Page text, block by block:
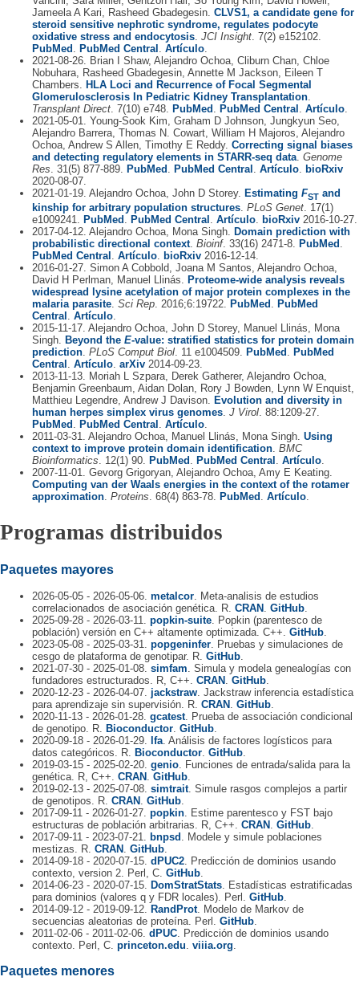
Jameela A Kari, Rasheed Gbadegesin. CLVS1, a candidate gene for
steroid sensitive nephrotic syndrome, regulates podocyte
oxidative stress and endocytosis JCI Insight . 7(2) e152102.
PubMed
PubMed Central Artículo
2021-08-26. Brian I Shaw, Alejandro Ochoa, Cliburn Chan, Chloe
Nobuhara, Rasheed Gbadegesin, Annette M Jackson, Eileen T
Chambers.
HLA Loci and Recurrence of Focal Segmental
Glomerulosclerosis In Pediatric Kidney Transplantation
Transplant Direct . 7(10) e748. PubMed PubMed Central Artículo
2021-05-01. Young-Sook Kim, Graham D Johnson, Jungkyun Seo,
Alejandro Barrera, Thomas N. Cowart, William H Majoros, Alejandro
Ochoa, Andrew S Allen, Timothy E Reddy. Correcting signal biases
and detecting regulatory elements in STARR-seq data Genome
Res . 31(5) 877-889. PubMed PubMed Central Artículo
bioRxiv
2020-08-07.
2021-01-19. Alejandro Ochoa, John D Storey. Estimating FST and
kinship for arbitrary population structures PLoS Genet . 17(1)
e1009241. PubMed PubMed Central Artículo bioRxiv 2016-10-27.
2017-04-12. Alejandro Ochoa, Mona Singh. Domain prediction with
probabilistic directional context. Bioinf. 33(16) 2471-8. PubMed
PubMed Central Artículo bioRxiv 2016-12-14.
2016-01-27. Simon A Cobbold, Joana M Santos, Alejandro Ochoa,
David H Perlman, Manuel Llinás. Proteome-wide analysis reveals
widespread lysine acetylation of major protein complexes in the
malaria parasite Sci Rep . 2016;6:19722. PubMed PubMed
Central Artículo
2015-11-17. Alejandro Ochoa, John D Storey, Manuel Llinás, Mona
Singh. Beyond the E-value: stratified statistics for protein domain
prediction PLoS Comput Biol . 11 e1004509. PubMed PubMed
Central Artículo arXiv 2014-09-23.
2013-11-13. Moriah L Szpara, Derek Gatherer, Alejandro Ochoa,
Benjamin Greenbaum, Aidan Dolan, Rory J Bowden, Lynn W Enquist,
Matthieu Legendre, Andrew J Davison. Evolution and diversity in
human herpes simplex virus genomes J Virol . 88:1209-27.
PubMed PubMed Central Artículo
2011-03-31. Alejandro Ochoa, Manuel Llinás, Mona Singh. Using
context to improve protein domain identification BMC
Bioinformatics . 12(1) 90. PubMed PubMed Central Artículo
2007-11-01. Gevorg Grigoryan, Alejandro Ochoa, Amy E Keating.
Computing van der Waals energies in the context of the rotamer
approximation Proteins . 68(4) 863-78. PubMed Artículo
Programas distribuidos
Paquetes mayores
2026-05-05 - 2026-05-06. metalcor . Meta-analisis de estudios
correlacionados de asociación genética. R. CRAN GitHub
2025-09-28 - 2026-03-11. popkin-suite . Popkin (parentesco de
población) versión en C++ altamente optimizada. C++. GitHub
2023-05-08 - 2025-03-31. popgeninfer . Pruebas y simulaciones de
cesgo de plataforma de genotipar. R. GitHub
2021-07-30 - 2025-01-08. simfam . Simula y modela genealogías con
fundadores estructurados. R, C++. CRAN GitHub
2020-12-23 - 2026-04-07. jackstraw . Jackstraw inferencia estadística
para aprendizaje sin supervisión. R. CRAN GitHub
2020-11-13 - 2026-01-28. gcatest. Prueba de associación condicional
de genotipo. R.
Bioconductor GitHub
2020-09-18 - 2026-01-29.
lfa . Análisis de factores logísticos para
datos categóricos. R.
Bioconductor GitHub
2019-03-15 - 2025-02-20. genio . Funciones de entrada/salida para la
genética. R, C++. CRAN GitHub
2019-02-13 - 2025-07-08. simtrait. Simule rasgos complejos a partir
de genotipos. R. CRAN GitHub
2017-09-11 - 2026-01-27. popkin . Estime parentesco y FST bajo
estructuras de población arbitrarias. R, C++. CRAN GitHub
2017-09-11 - 2023-07-21.
bnpsd
. Modele y simule poblaciones
mestizas. R. CRAN GitHub
2014-09-18 - 2020-07-15. dPUC2 . Predicción de dominios usando
contexto, version 2. Perl, C. GitHub
2014-06-23 - 2020-07-15.
DomStratStats . Estadísticas estratificadas
para dominios (valores q y FDR locales). Perl. GitHub
2014-09-12 - 2019-09-12.
RandProt. Modelo de Markov de
secuencias aleatorias de proteína. Perl. GitHub
2011-02-06 - 2011-02-06. dPUC . Predicción de dominios usando
contexto. Perl, C. princeton.edu viiia.org
Paquetes menores